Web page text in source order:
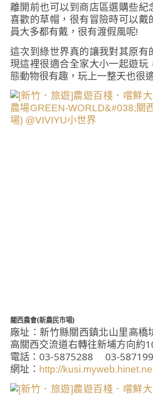
離開前也可以到商店區選購些紀
喜歡的草帽，很有冒險時可以戴
員大多都有戴，很有渡假風呢!
這次到綠世界真的讓我對其原有
現這裡很適合全家大小一起遊玩
態動物很有趣，玩上一整天也很
關西農會(新農民市場)
廠址：新竹縣關西鎮北山里高橋
高關西交流道右轉往新埔方向約
電話：03-5875288 03-
網址： http://